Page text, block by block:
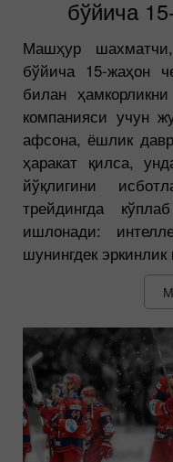
бўйича
Машҳур
бўйича 15-жаҳон
билан
компанияси учун
афсона, ёшлик
ҳаракат қилса,
йўқлигини
трейдингда
ишлонади:
шунингдек